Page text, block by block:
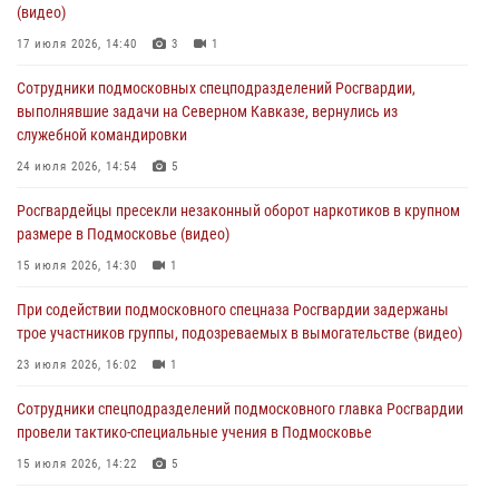
«Пересвет»
02 августа 2026, 18:01
Офицер подмосковного главка Росгвардии стал гостем эфира
«Радио 1»
01 августа 2026, 17:57
крупную сумму в Подмосковье
31 июля 2026, 13:00
действиях в Подмосковье (видео)
31 июля 2026, 09:00
(видео)
17 июля 2026, 14:40 3 1
Сотрудники подмосковных спецподразделений Росгвардии,
выполнявшие задачи на Северном Кавказе, вернулись из
служебной командировки
24 июля 2026, 14:54 5
Росгвардейцы пресекли незаконный оборот наркотиков в крупном
размере в Подмосковье (видео)
15 июля 2026, 14:30 1
При содействии подмосковного спецназа Росгвардии задержаны
трое участников группы, подозреваемых в вымогательстве (видео)
23 июля 2026, 16:02 1
Сотрудники спецподразделений подмосковного главка Росгвардии
провели тактико-специальные учения в Подмосковье
15 июля 2026, 14:22 5